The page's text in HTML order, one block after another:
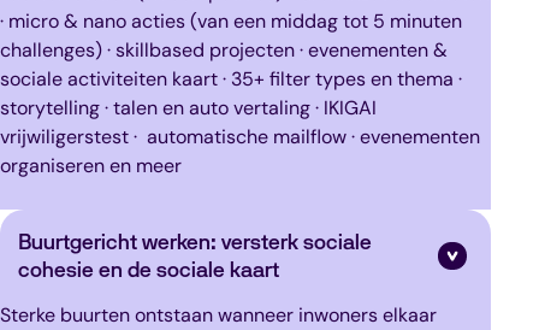
· micro & nano acties (van een middag tot 5 minuten
challenges) · skillbased projecten · evenementen &
sociale activiteiten kaart · 35+ filter types en thema ·
storytelling · talen en auto vertaling · IKIGAI
vrijwiligerstest · automatische mailflow · evenementen
organiseren en meer
Buurtgericht werken: versterk sociale
cohesie en de sociale kaart
Sterke buurten ontstaan wanneer inwoners elkaar